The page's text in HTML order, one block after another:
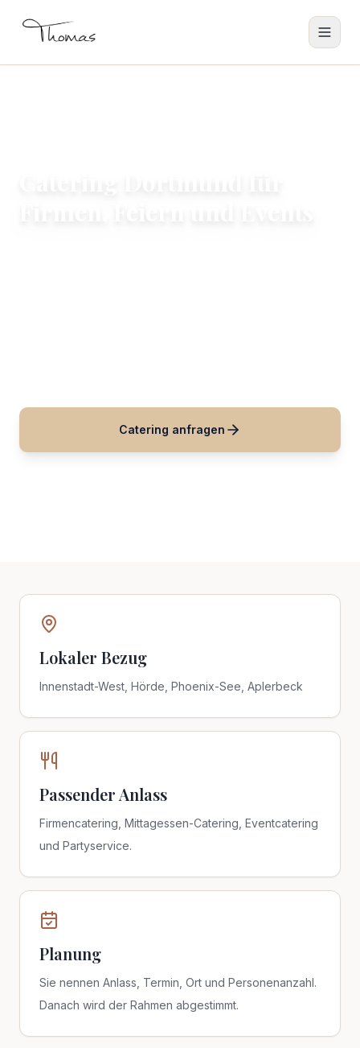
Catering anfragen
Lokaler Bezug
Innenstadt-West, Hörde, Phoenix-See, Aplerbeck
Passender Anlass
Firmencatering, Mittagessen-Catering, Eventcatering
und Partyservice.
Planung
Sie nennen Anlass, Termin, Ort und Personenanzahl.
Danach wird der Rahmen abgestimmt.